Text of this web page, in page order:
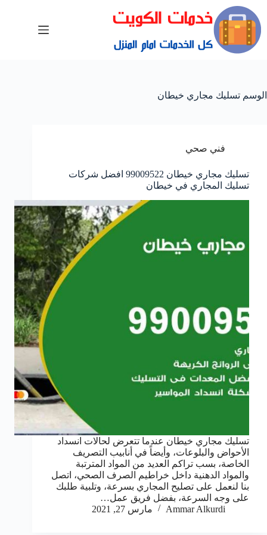
الوسم تسليك مجاري خيطان
فني صحي
تسليك مجاري خيطان 99009522 افضل شركات
تسليك المجاري في خيطان
تسليك مجاري خيطان عندما تتعرض لحالات انسداد
الأحواض والبلوعات، وأيضاً في أنابيب التصريف
الخاصة، بسب تراكم العديد من المواد المترتبة
والمواد الدهنية داخل خراطيم الصرف الصحي، اتصل
بنا لنعمل على تصليح المجاري بسرعة، وتلبية طلبك
على وجه السرعة، بفضل فريق عمل…
Ammar Alkurdi
مارس 27, 2021